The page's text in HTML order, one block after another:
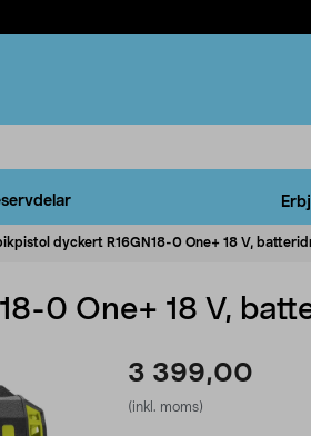
dyckert R16GN18-0 One+ 18 V,
0 One+ 18 V,
3 399,00
(inkl. moms)